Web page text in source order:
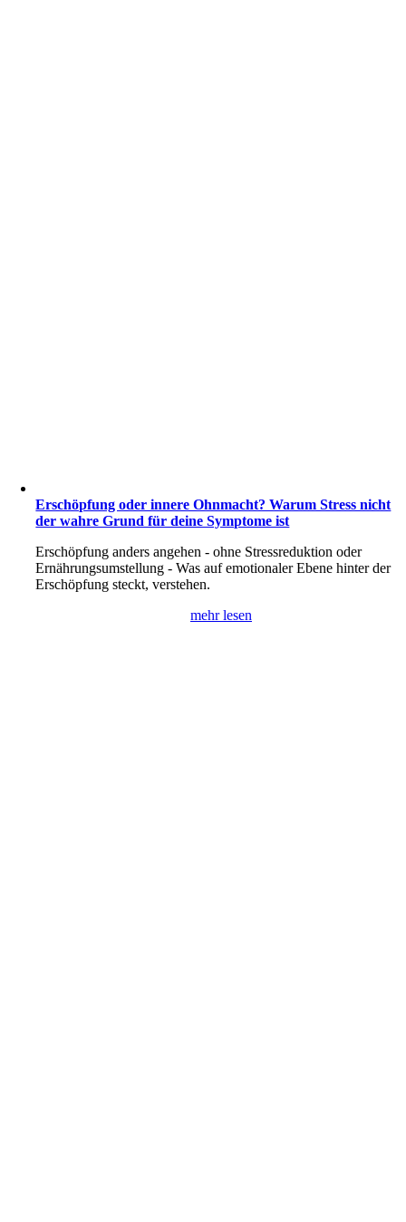
Erschöpfung oder innere Ohnmacht? Warum Stress nicht
der wahre Grund für deine Symptome ist
Erschöpfung anders angehen - ohne Stressreduktion oder
Ernährungsumstellung - Was auf emotionaler Ebene hinter der
Erschöpfung steckt, verstehen.
mehr lesen